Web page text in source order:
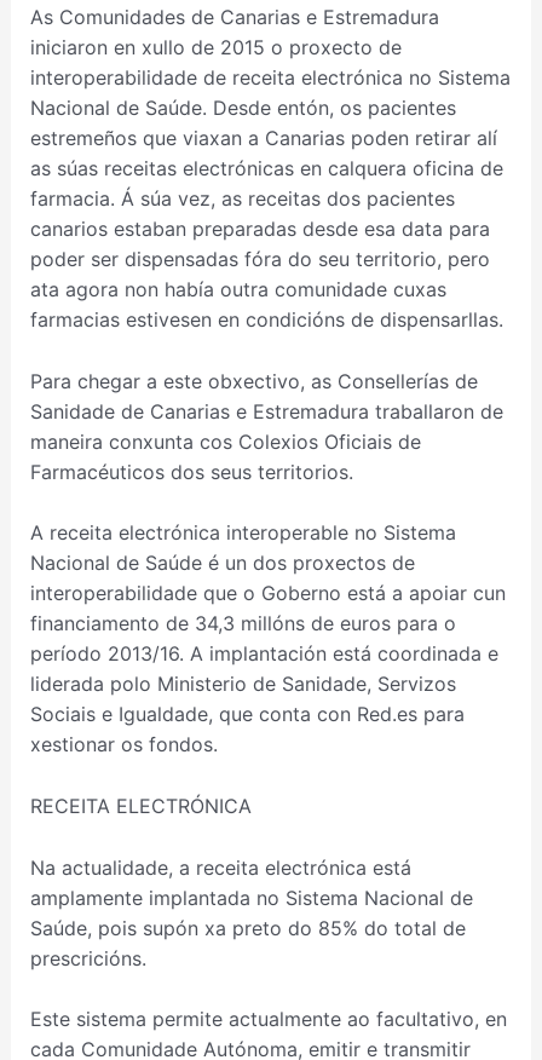
As Comunidades de Canarias e Estremadura
iniciaron en xullo de 2015 o proxecto de
interoperabilidade de receita electrónica no Sistema
Nacional de Saúde. Desde entón, os pacientes
estremeños que viaxan a Canarias poden retirar alí
as súas receitas electrónicas en calquera oficina de
farmacia. Á súa vez, as receitas dos pacientes
canarios estaban preparadas desde esa data para
poder ser dispensadas fóra do seu territorio, pero
ata agora non había outra comunidade cuxas
farmacias estivesen en condicións de dispensarllas.
Para chegar a este obxectivo, as Consellerías de
Sanidade de Canarias e Estremadura traballaron de
maneira conxunta cos Colexios Oficiais de
Farmacéuticos dos seus territorios.
A receita electrónica interoperable no Sistema
Nacional de Saúde é un dos proxectos de
interoperabilidade que o Goberno está a apoiar cun
financiamento de 34,3 millóns de euros para o
período 2013/16. A implantación está coordinada e
liderada polo Ministerio de Sanidade, Servizos
Sociais e Igualdade, que conta con Red.es para
xestionar os fondos.
RECEITA ELECTRÓNICA
Na actualidade, a receita electrónica está
amplamente implantada no Sistema Nacional de
Saúde, pois supón xa preto do 85% do total de
prescricións.
Este sistema permite actualmente ao facultativo, en
cada Comunidade Autónoma, emitir e transmitir